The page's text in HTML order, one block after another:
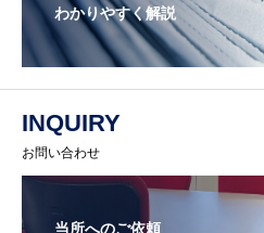
わかりやすく解説
INQUIRY
お問い合わせ
当所へのご依頼